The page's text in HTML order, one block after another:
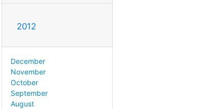
2012
December
November
October
September
August